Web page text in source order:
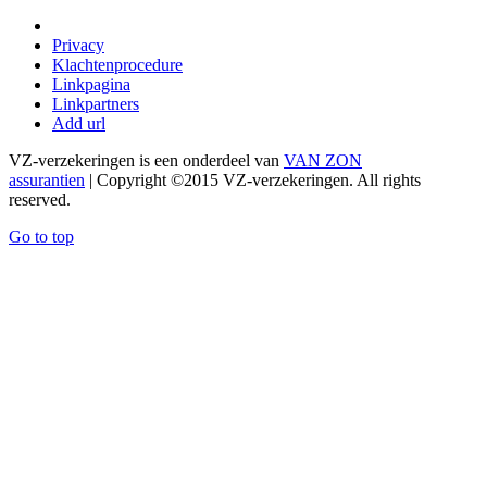
Privacy
Klachtenprocedure
Linkpagina
Linkpartners
Add url
VZ-verzekeringen is een onderdeel van VAN ZON
assurantien | Copyright ©2015 VZ-verzekeringen. All rights
reserved.
Go to top